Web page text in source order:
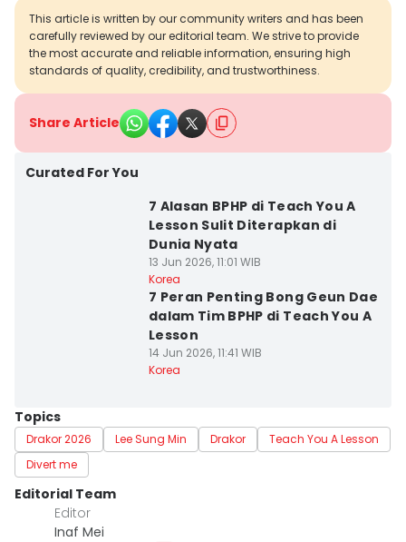
This article is written by our community writers and has been
carefully reviewed by our editorial team. We strive to provide
the most accurate and reliable information, ensuring high
standards of quality, credibility, and trustworthiness.
Share Article
Curated For You
7 Alasan BPHP di Teach You A
Lesson Sulit Diterapkan di
Dunia Nyata
13 Jun 2026, 11:01 WIB
Korea
7 Peran Penting Bong Geun Dae
dalam Tim BPHP di Teach You A
Lesson
14 Jun 2026, 11:41 WIB
Korea
Topics
Drakor 2026 Lee Sung Min Drakor
Teach You A Lesson
Divert me
Editorial Team
Editor
Inaf Mei